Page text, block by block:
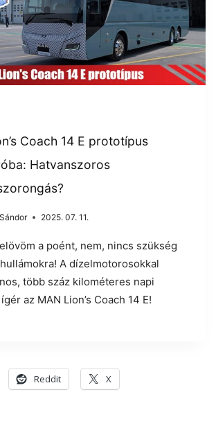
Coach 14 E prototípus
Hatvanszoros
2025. 07. 11.
a poént, nem, nincs szükség
A dízelmotorosokkal
több száz kilométeres napi
az MAN Lion’s Coach 14 E!
Reddit X